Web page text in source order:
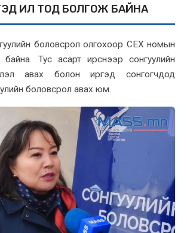
ИЛ ТОД БОЛГОЖ БАЙНА
боловсрол олгохоор СЕХ номын
Тус асарт ирснээр сонгуулийн
авах болон иргэд сонгогчдод
боловсрол авах юм.